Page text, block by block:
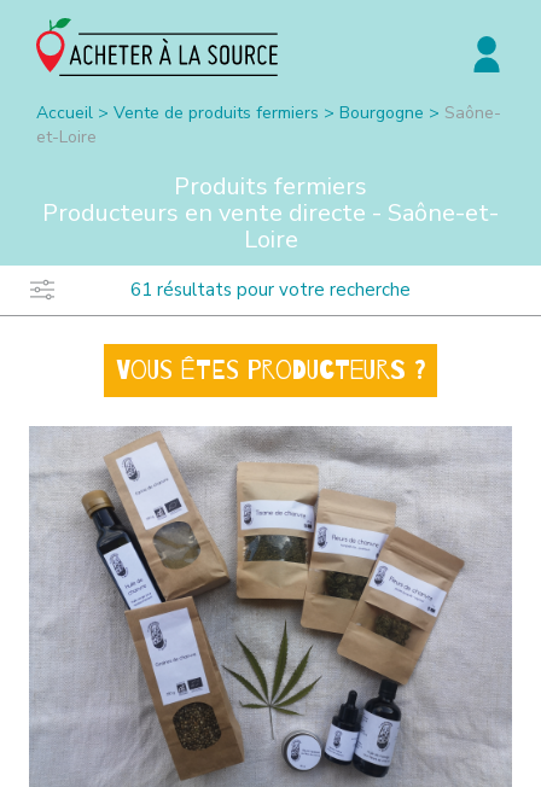
Accueil > Vente de produits fermiers > Bourgogne > Saône-
et-Loire
Produits fermiers
Producteurs en vente directe - Saône-et-
Loire
61 résultats pour votre recherche
Vous êtes producteurs ?